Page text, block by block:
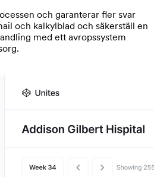
och garanterar fler svar
och kalkylblad och säkerställ en
med ett avropssystem